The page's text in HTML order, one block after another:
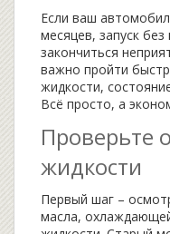
Если ваш
месяцев, запуск
закончиться
важно пройти
жидкости,
Всё просто, а
Проверьте
жидкости
Первый шаг –
масла,